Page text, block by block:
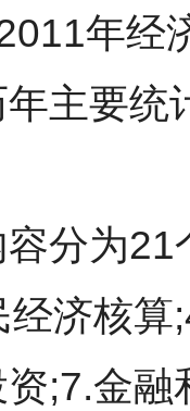
年经
主要统
分为
经济核
资;7.金